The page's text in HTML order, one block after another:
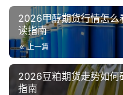
2026甲醇期货行情怎么
读指南
上一篇
2026豆粕期货走势如何
指南